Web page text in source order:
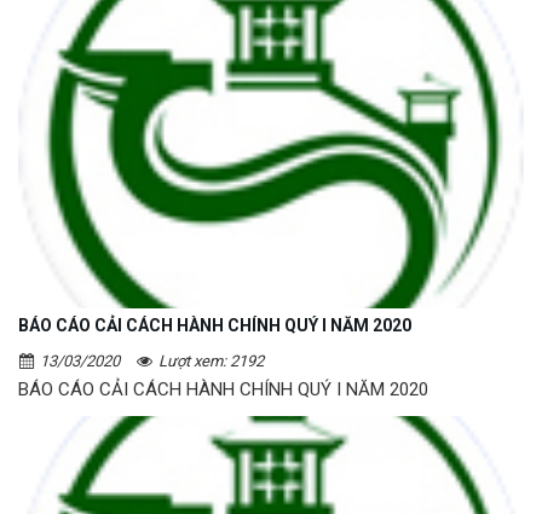
BÁO CÁO CẢI CÁCH HÀNH CHÍNH QUÝ I NĂM 2020
13/03/2020 Lượt xem: 2192
BÁO CÁO CẢI CÁCH HÀNH CHÍNH QUÝ I NĂM 2020